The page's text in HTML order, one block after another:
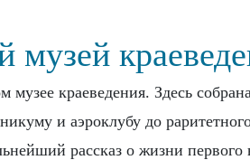
краеведения. Здесь
и аэроклубу до
рассказ о жизни